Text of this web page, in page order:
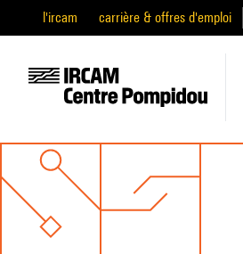
l'ircam carrière & offres d'emploi